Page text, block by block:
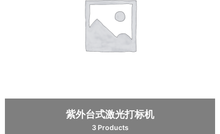
紫外台式激光打标机
3 Products